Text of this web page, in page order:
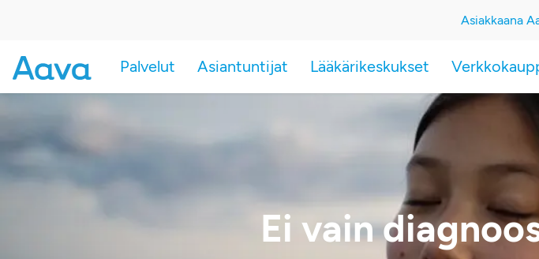
Palvelut Asiantuntijat Lääkärikeskukset
Asiakkaana
Ei vain